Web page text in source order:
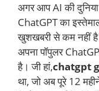
अगर आप AI की
ChatGPT का
खुशखबरी से कम नहीं
अपना पॉपुलर
है। जी हां,chatgpt
था, जो अब पूरे 12